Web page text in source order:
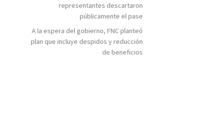
representantes descartaron
públicamente el pase
A la espera del gobierno, FNC planteó
plan que incluye despidos y reducción
de beneficios